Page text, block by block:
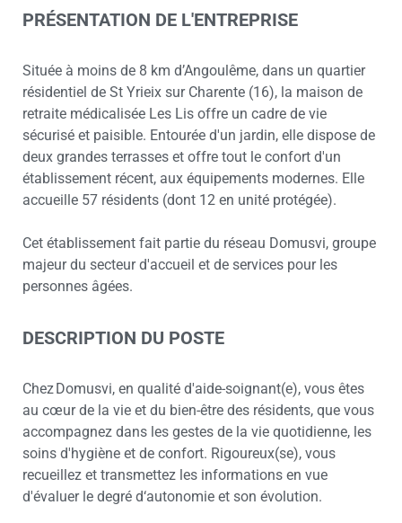
PRÉSENTATION DE L'ENTREPRISE
Située à moins de 8 km d’Angoulême, dans un quartier
résidentiel de St Yrieix sur Charente (16), la maison de
retraite médicalisée Les Lis offre un cadre de vie
sécurisé et paisible. Entourée d'un jardin, elle dispose de
deux grandes terrasses et offre tout le confort d'un
établissement récent, aux équipements modernes. Elle
accueille 57 résidents (dont 12 en unité protégée).
Cet établissement fait partie du réseau Domusvi, groupe
majeur du secteur d'accueil et de services pour les
personnes âgées.
DESCRIPTION DU POSTE
Chez Domusvi, en qualité d'aide-soignant(e), vous êtes
au cœur de la vie et du bien-être des résidents, que vous
accompagnez dans les gestes de la vie quotidienne, les
soins d'hygiène et de confort. Rigoureux(se), vous
recueillez et transmettez les informations en vue
d'évaluer le degré d‘autonomie et son évolution.